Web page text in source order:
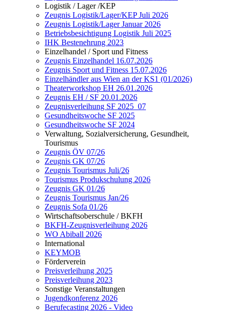
Logistik / Lager /KEP
Zeugnis Logistik/Lager/KEP Juli 2026
Zeugnis Logistik/Lager Januar 2026
Betriebsbesichtigung Logistik Juli 2025
IHK Bestenehrung 2023
Einzelhandel / Sport und Fitness
Zeugnis Einzelhandel 16.07.2026
Zeugnis Sport und Fitness 15.07.2026
Einzelhändler aus Wien an der KS1 (01/2026)
Theaterworkshop EH 26.01.2026
Zeugnis EH / SF 20.01.2026
Zeugnisverleihung SF 2025_07
Gesundheitswoche SF 2025
Gesundheitswoche SF 2024
Verwaltung, Sozialversicherung, Gesundheit,
Tourismus
Zeugnis ÖV 07/26
Zeugnis GK 07/26
Zeugnis Tourismus Juli/26
Tourismus Produkschulung 2026
Zeugnis GK 01/26
Zeugnis Tourismus Jan/26
Zeugnis Sofa 01/26
Wirtschaftsoberschule / BKFH
BKFH-Zeugnisverleihung 2026
WO Abiball 2026
International
KEYMOB
Förderverein
Preisverleihung 2025
Preisverleihung 2023
Sonstige Veranstaltungen
Jugendkonferenz 2026
Berufecasting 2026 - Video